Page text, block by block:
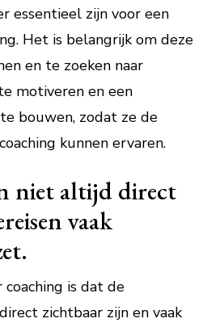
essentieel zijn voor een
Het is belangrijk om deze
en te zoeken naar
motiveren en een
bouwen, zodat ze de
kunnen ervaren.
niet altijd direct
vaak
is dat de
zichtbaar zijn en vaak